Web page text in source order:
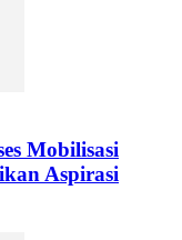
Mobilisasi
Aspirasi